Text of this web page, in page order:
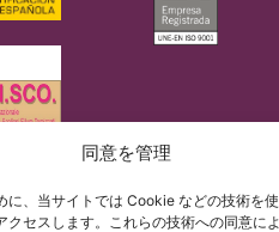
同意を管理
に、当サイトでは Cookie などの技術を
クセスします。これらの技術への同意に
行っています。
ンツを非公式に和訳したものです。